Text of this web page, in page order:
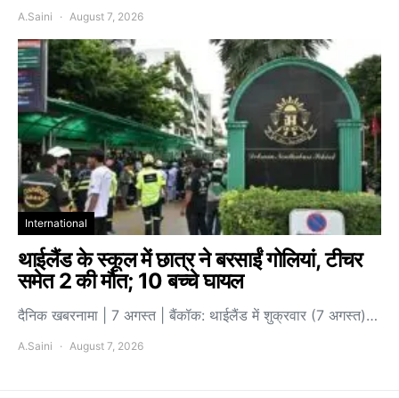
A.Saini August 7, 2026
International
थाईलैंड के स्कूल में छात्र ने बरसाईं गोलियां, टीचर
समेत 2 की मौत; 10 बच्चे घायल
दैनिक खबरनामा | 7 अगस्त | बैंकॉक: थाईलैंड में शुक्रवार (7 अगस्त)…
A.Saini August 7, 2026